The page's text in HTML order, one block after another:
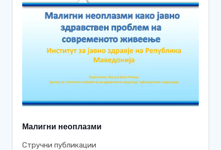
Малигни неоплазми
Стручни публикации